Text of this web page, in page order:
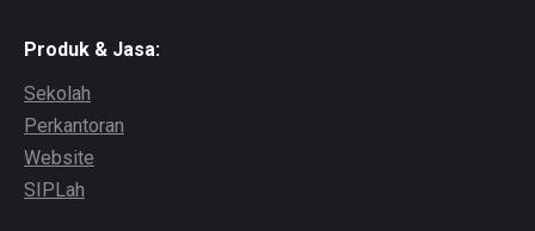
Produk & Jasa:
Sekolah
Perkantoran
Website
SIPLah